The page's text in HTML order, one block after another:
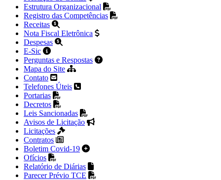
Estrutura Organizacional
Registro das Competências
Receitas
Nota Fiscal Eletrônica
Despesas
E-Sic
Perguntas e Respostas
Mapa do Site
Contato
Telefones Úteis
Portarias
Decretos
Leis Sancionadas
Avisos de Licitação
Licitações
Contratos
Boletim Covid-19
Ofícios
Relatório de Diárias
Parecer Prévio TCE